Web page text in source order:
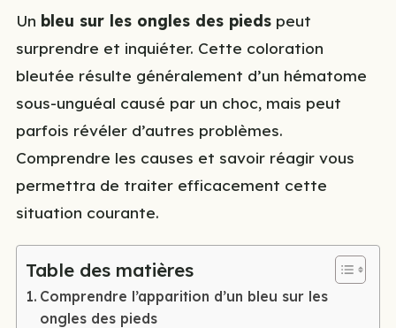
Un bleu sur les ongles des pieds peut
surprendre et inquiéter. Cette coloration
bleutée résulte généralement d’un hématome
sous-unguéal causé par un choc, mais peut
parfois révéler d’autres problèmes.
Comprendre les causes et savoir réagir vous
permettra de traiter efficacement cette
situation courante.
Table des matières
Comprendre l’apparition d’un bleu sur les
ongles des pieds